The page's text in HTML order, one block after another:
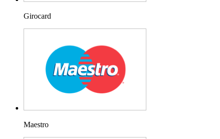
Girocard
Maestro